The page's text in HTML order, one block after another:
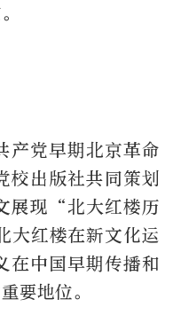
产党早期北京革命
校出版社共同策划
展现“北大红楼历
大红楼在新文化运
在中国早期传播和
要地位。